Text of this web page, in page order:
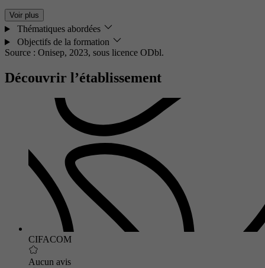
Voir plus
Thématiques abordées
Objectifs de la formation
Source : Onisep, 2023, sous licence ODbl.
Découvrir l’établissement
CIFACOM
Aucun avis